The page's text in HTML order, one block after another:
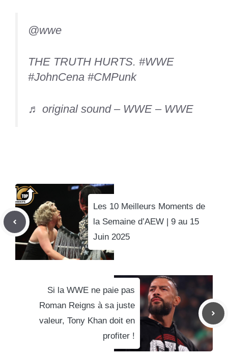
@wwe
THE TRUTH HURTS. #WWE
#JohnCena #CMPunk
♬ original sound – WWE – WWE
Les 10 Meilleurs Moments de
la Semaine d’AEW | 9 au 15
Juin 2025
Si la WWE ne paie pas
Roman Reigns à sa juste
valeur, Tony Khan doit en
profiter !